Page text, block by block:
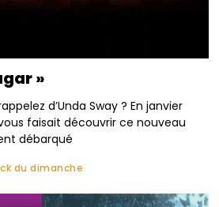
»
d’Unda Sway ? En janvier
faisait découvrir ce nouveau
débarqué
du dimanche